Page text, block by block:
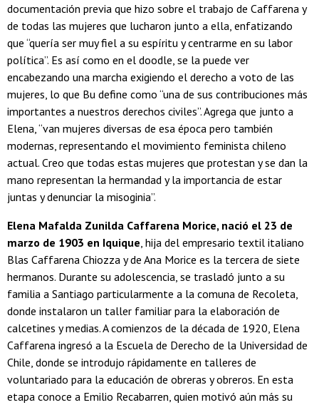
documentación previa que hizo sobre el trabajo de Caffarena y
de todas las mujeres que lucharon junto a ella, enfatizando
que “quería ser muy fiel a su espíritu y centrarme en su labor
política”. Es así como en el doodle, se la puede ver
encabezando una marcha exigiendo el derecho a voto de las
mujeres, lo que Bu define como “una de sus contribuciones más
importantes a nuestros derechos civiles”. Agrega que junto a
Elena, “van mujeres diversas de esa época pero también
modernas, representando el movimiento feminista chileno
actual. Creo que todas estas mujeres que protestan y se dan la
mano representan la hermandad y la importancia de estar
juntas y denunciar la misoginia”.
Elena Mafalda Zunilda Caffarena Morice, nació el 23 de
marzo de 1903 en Iquique, hija del empresario textil italiano
Blas Caffarena Chiozza y de Ana Morice es la tercera de siete
hermanos. Durante su adolescencia, se trasladó junto a su
familia a Santiago particularmente a la comuna de Recoleta,
donde instalaron un taller familiar para la elaboración de
calcetines y medias. A comienzos de la década de 1920, Elena
Caffarena ingresó a la Escuela de Derecho de la Universidad de
Chile, donde se introdujo rápidamente en talleres de
voluntariado para la educación de obreras y obreros. En esta
etapa conoce a Emilio Recabarren, quien motivó aún más su